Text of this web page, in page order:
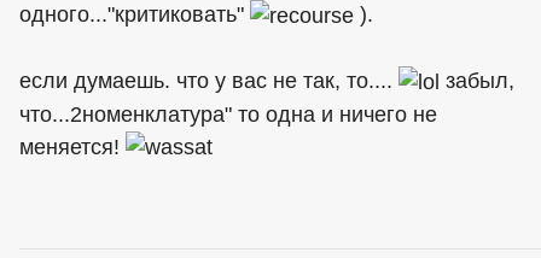
одного..."критиковать"
).
если думаешь. что у вас не так, то....
забыл,
что...2номенклатура" то одна и ничего не
меняется!